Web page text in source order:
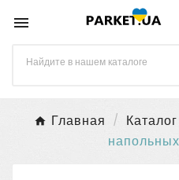

Главная